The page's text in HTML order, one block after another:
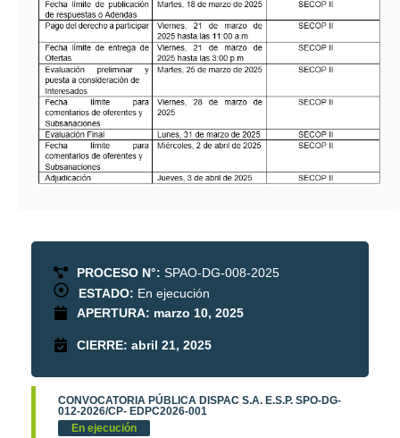
PROCESO N°: SPAO-DG-008-2025
ESTADO: En ejecución
APERTURA: marzo 10, 2025
CIERRE: abril 21, 2025
CONVOCATORIA PÚBLICA DISPAC S.A. E.S.P. SPO-DG-
012-2026/CP- EDPC2026-001
En ejecución